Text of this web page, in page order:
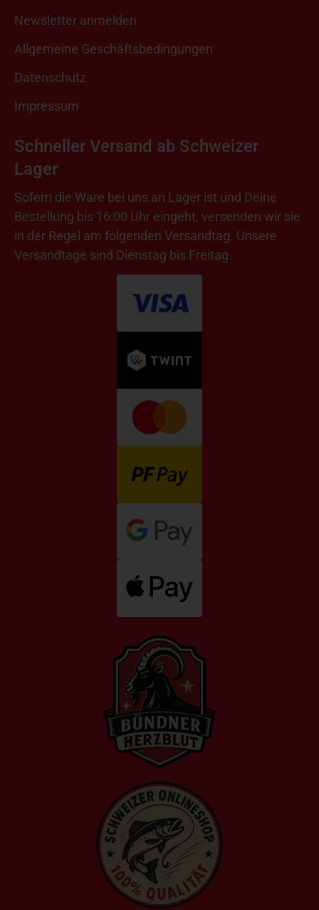
Newsletter anmelden
Allgemeine Geschäftsbedingungen
Datenschutz
Impressum
Schneller Versand ab Schweizer
Lager
Sofern die Ware bei uns an Lager ist und Deine
Bestellung bis 16:00 Uhr eingeht, versenden wir sie
in der Regel am folgenden Versandtag. Unsere
Versandtage sind Dienstag bis Freitag.